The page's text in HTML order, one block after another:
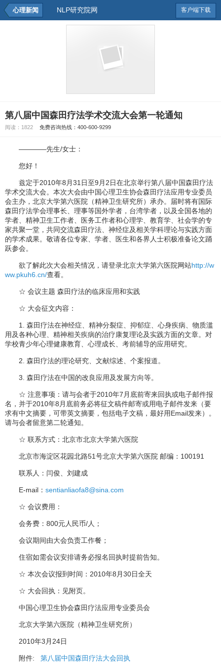
心理新闻 NLP研究院网 客户端下载
第八届中国森田疗法学术交流大会第一轮通知
阅读： 1822 免费咨询热线：400-600-9299
————先生/女士：
您好！
兹定于2010年8月31日至9月2日在北京举行第八届中国森田疗法
学术交流大会。本次大会由中国心理卫生协会森田疗法应用专业委员
会主办，北京大学第六医院（精神卫生研究所）承办。届时将有国际
森田疗法学会理事长、理事等国外学者，台湾学者，以及全国各地的
学者、精神卫生工作者、医务工作者和心理学、教育学、社会学的专
家共聚一堂，共同交流森田疗法、神经症及相关学科理论与实践方面
的学术成果。敬请各位专家、学者、医生和各界人士积极准备论文踊
跃参会。
欲了解此次大会相关情况，请登录北京大学第六医院网站http://w
ww.pkuh6.cn/查看。
☆ 会议主题 森田疗法的临床应用和实践
☆ 大会征文内容：
1. 森田疗法在神经症、精神分裂症、抑郁症、心身疾病、物质滥
用及各种心理、精神相关疾病的治疗康复理论及实践方面的文章。对
学校青少年心理健康教育、心理成长、考前辅导的应用研究。
2. 森田疗法的理论研究、文献综述、个案报道。
3. 森田疗法在中国的改良应用及发展方向等。
☆ 注意事项：请与会者于2010年7月底前寄来回执或电子邮件报
名，并于2010年8月底前务必将征文稿件邮寄或用电子邮件发来（要
求有中文摘要，可带英文摘要，包括电子文稿，最好用Email发来）。
请与会者留意第二轮通知。
☆ 联系方式：北京市北京大学第六医院
北京市海淀区花园北路51号北京大学第六医院 邮编：100191
联系人：闫俊、刘建成
E-mail： sentianliaofa8@sina.com
☆ 会议费用：
会务费：800元人民币/人；
会议期间由大会负责工作餐；
住宿如需会议安排请务必报名回执时提前告知。
☆ 本次会议报到时间：2010年8月30日全天
☆ 大会回执：见附页。
中国心理卫生协会森田疗法应用专业委员会
北京大学第六医院（精神卫生研究所）
2010年3月24日
附件: 第八届中国森田疗法大会回执